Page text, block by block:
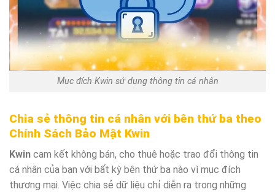
Mục đích Kwin sử dụng thông tin cá nhân
Chia sẻ thông tin cá nhân với bên thứ ba theo
Chính Sách Bảo Mật Kwin
Kwin cam kết không bán, cho thuê hoặc trao đổi thông tin
cá nhân của bạn với bất kỳ bên thứ ba nào vì mục đích
thương mại. Việc chia sẻ dữ liệu chỉ diễn ra trong những